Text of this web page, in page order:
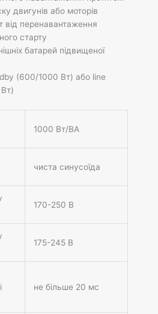
двигунів або моторів
від перенавантаження
старту
батарей підвищеної
(600/1000 Вт) або line
1000 Вт/ВА
чиста синусоїда
170-250 В
175-245 В
не більше 20 мс